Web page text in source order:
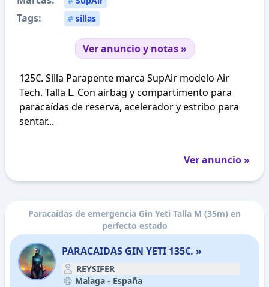
Tags: # sillas
Ver anuncio y notas »
125€. Silla Parapente marca SupAir modelo Air
Tech. Talla L. Con airbag y compartimento para
paracaídas de reserva, acelerador y estribo para
sentar...
Ver anuncio »
Paracaídas de emergencia Gin Yeti Talla M (35m) en
perfecto estado
PARACAIDAS GIN YETI 135€. »
REYSIFER
Malaga - España